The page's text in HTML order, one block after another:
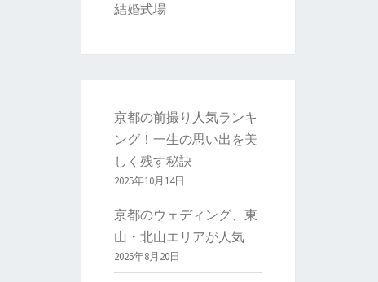
結婚式場
京都の前撮り人気ランキ
ング！一生の思い出を美
しく残す秘訣
2025年10月14日
京都のウェディング、東
山・北山エリアが人気
2025年8月20日